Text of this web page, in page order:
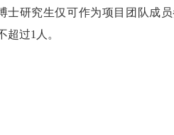
士研究生仅可作为项目团队成
过1人。